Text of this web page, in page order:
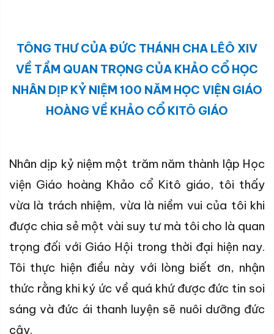
TÔNG THƯ CỦAĐỨC THÁNH CHA LÊÔ XIV
VỀ TẦM QUAN TRỌNG CỦA KHẢO CỔ HỌC
NHÂN DỊP KỶ NIỆM 100 NĂM HỌC VIỆN GIÁO
HOÀNG VỀ KHẢO CỔ KITÔ GIÁO
Nhân dịp kỷ niệm một trăm năm thành lập Học
viện Giáo hoàng Khảo cổ Kitô giáo, tôi thấy
vừa là trách nhiệm, vừa là niềm vui của tôi khi
được chia sẻ một vài suy tư mà tôi cho là quan
trọng đối với Giáo Hội trong thời đại hiện nay.
Tôi thực hiện điều này với lòng biết ơn, nhận
thức rằng khi ký ức về quá khứ được đức tin soi
sáng và đức ái thanh luyện sẽ nuôi dưỡng đức
cậy.